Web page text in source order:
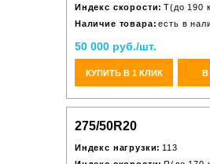
Индекс скорости: T(до 190
Наличие товара: есть в
50 000 руб./шт.
КУПИТЬ В 1 КЛИК В
275/50R20
Индекс нагрузки: 113